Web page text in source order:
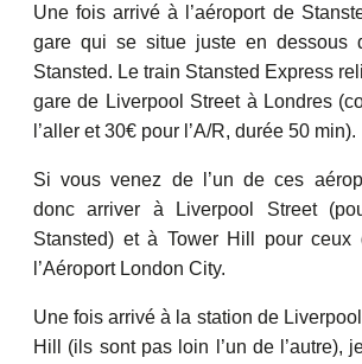
Une fois arrivé à l’aéroport de
gare qui se situe juste en dessous
Stansted. Le train Stansted Express
gare de Liverpool Street à Londres
l’aller et 30€ pour l’A/R, durée 50 min).
Si vous venez de l’un de ces
donc arriver à Liverpool Street
Stansted) et à Tower Hill pour ceux
l’Aéroport London City.
Une fois arrivé à la station de
Hill (ils sont pas loin l’un de l’autre),